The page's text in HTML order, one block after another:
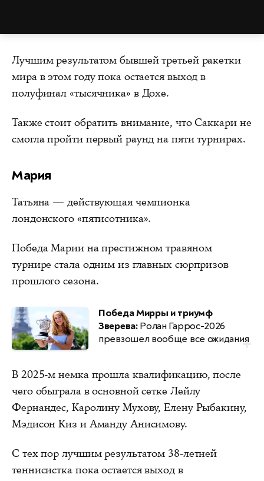
Лучшим результатом бывшей третьей ракетки
мира в этом году пока остается выход в
полуфинал «тысячника» в Дохе.
Также стоит обратить внимание, что Саккари не
смогла пройти первый раунд на пяти турнирах.
Мария
Татьяна — действующая чемпионка
лондонского «пятисотника».
Победа Марии на престижном травяном
турнире стала одним из главных сюрпризов
прошлого сезона.
Победа Мирры и триумф
Зверева:Ролан Гаррос-2026
превзошел вообще все ожидания
В 2025-м немка прошла квалификацию, после
чего обыграла в основной сетке Лейлу
Фернандес, Каролину Мухову, Елену Рыбакину,
Мэдисон Киз и Аманду Анисимову.
С тех пор лучшим результатом 38-летней
теннисистка пока остается выход в